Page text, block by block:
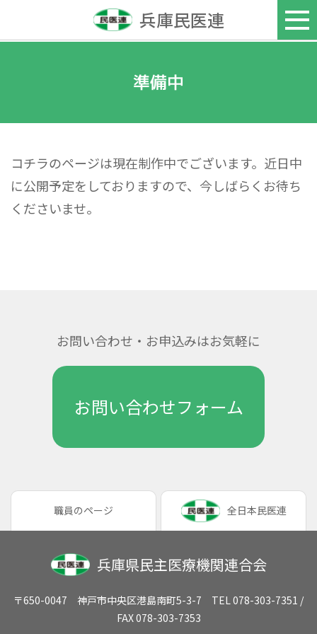
兵庫民医連
準備中
コチラのページは現在​制作中でございます。近日中
に公開予定をしておりますので、今しばらくお待ち
くださいませ。
お問い合わせ・お申込みはお気軽に
お問い合わせフォーム
職員のページ 全日本民医連
兵庫県民主医療機関連合会
〒650-0047 神戸市中央区港島南町5-3-7 TEL 078-303-7351 /
FAX 078-303-7353